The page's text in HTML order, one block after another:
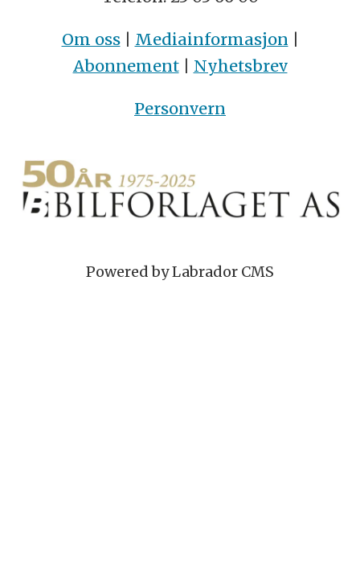
Om oss| Mediainformasjon |
Abonnement| Nyhetsbrev
Personvern
Powered by Labrador CMS